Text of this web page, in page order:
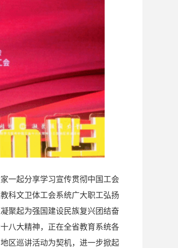
一起分享学习宣传贯彻中国工会
科文卫体工会系统广大职工弘扬
聚起为强国建设民族复兴团结奋
八大精神，正在全省教育系统各
区巡讲活动为契机，进一步掀起